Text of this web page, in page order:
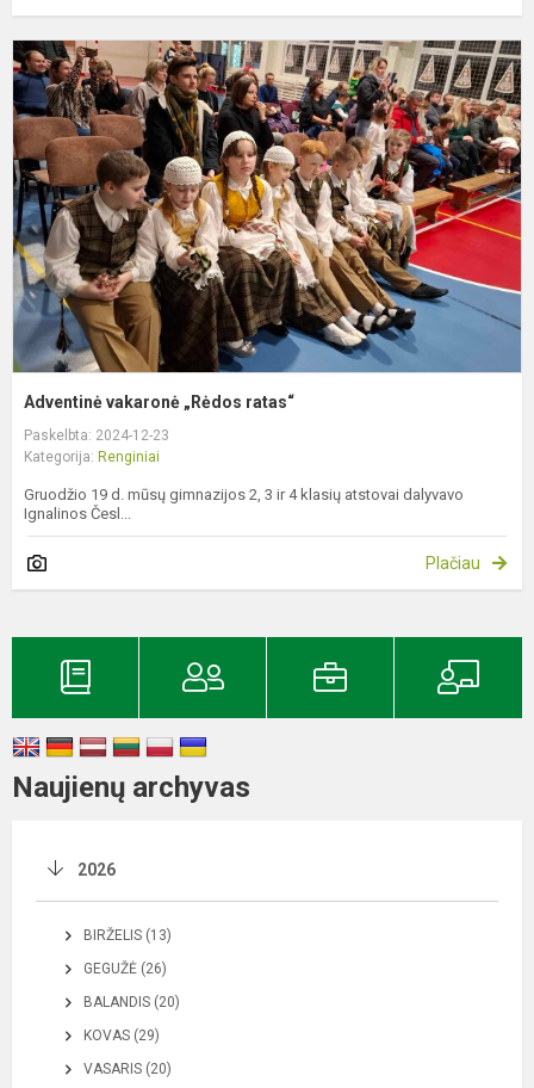
Adventinė vakaronė „Rėdos ratas“
Paskelbta: 2024-12-23
Kategorija: Renginiai
Gruodžio 19 d. mūsų gimnazijos 2, 3 ir 4 klasių atstovai dalyvavo
Ignalinos Česl...
Plačiau
Naujienų archyvas
2026
BIRŽELIS (13)
GEGUŽĖ (26)
BALANDIS (20)
KOVAS (29)
VASARIS (20)